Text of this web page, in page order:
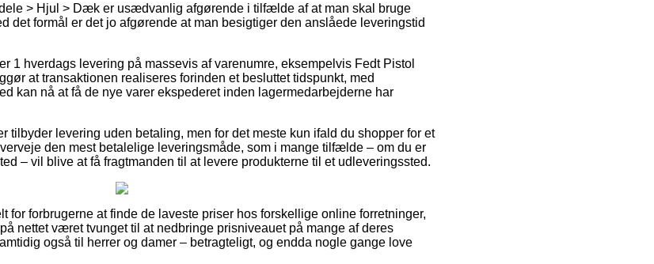
> Hjul > Dæk er usædvanlig afgørende i tilfælde af at man skal bruge
det formål er det jo afgørende at man besigtiger den anslåede leveringstid
1 hverdags levering på massevis af varenumre, eksempelvis Fedt Pistol
at transaktionen realiseres forinden et besluttet tidspunkt, med
kan nå at få de nye varer ekspederet inden lagermedarbejderne har
tilbyder levering uden betaling, men for det meste kun ifald du shopper for et
den mest betalelige leveringsmåde, som i mange tilfælde – om du er
– vil blive at få fragtmanden til at levere produkterne til et udleveringssted.
for forbrugerne at finde de laveste priser hos forskellige online forretninger,
nettet været tvunget til at nedbringe prisniveauet på mange af deres
også til herrer og damer – betragteligt, og endda nogle gange love